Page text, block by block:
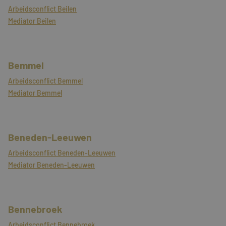
Arbeidsconflict Beilen
Mediator Beilen
Bemmel
Arbeidsconflict Bemmel
Mediator Bemmel
Beneden-Leeuwen
Arbeidsconflict Beneden-Leeuwen
Mediator Beneden-Leeuwen
Bennebroek